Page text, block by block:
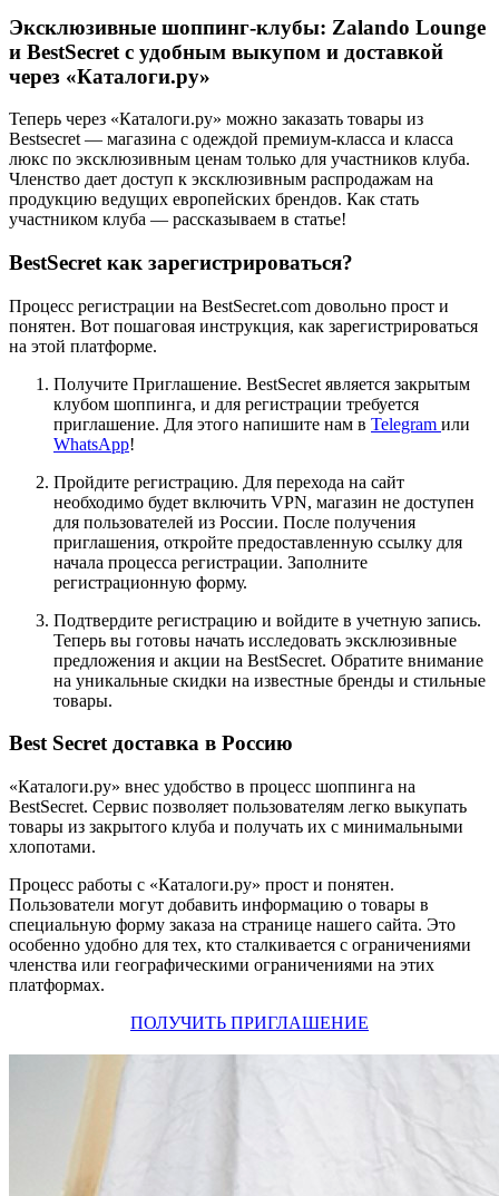
Эксклюзивные шоппинг-клубы: Zalando Lounge
и BestSecret с удобным выкупом и доставкой
через «Каталоги.ру»‎ ‎
Теперь через «‎Каталоги.ру» можно заказать товары из
Bestsecret — магазина с одеждой премиум-класса и класса
люкс по эксклюзивным ценам только для участников клуба.
Членство дает доступ к эксклюзивным распродажам на
продукцию ведущих европейских брендов. Как стать
участником клуба — рассказываем в статье!
BestSecret как зарегистрироваться?
Процесс регистрации на BestSecret.com довольно прост и
понятен. Вот пошаговая инструкция, как зарегистрироваться
на этой платформе.
Получите Приглашение. BestSecret является закрытым
клубом шоппинга, и для регистрации требуется
приглашение. Для этого напишите нам в Telegram или
WhatsApp!
Пройдите регистрацию. Для перехода на сайт
необходимо будет включить VPN, магазин не доступен
для пользователей из России. После получения
приглашения, откройте предоставленную ссылку для
начала процесса регистрации. Заполните
регистрационную форму.
Подтвердите регистрацию и войдите в учетную запись.
Теперь вы готовы начать исследовать эксклюзивные
предложения и акции на BestSecret. Обратите внимание
на уникальные скидки на известные бренды и стильные
товары.
Best Secret доставка в Россию
«Каталоги.ру»‎ внес удобство в процесс шоппинга на
BestSecret. Сервис позволяет пользователям легко выкупать
товары из закрытого клуба и получать их с минимальными
хлопотами.
Процесс работы с «Каталоги.ру»‎ прост и понятен.
Пользователи могут добавить информацию о товары в
специальную форму заказа на странице нашего сайта. Это
особенно удобно для тех, кто сталкивается с ограничениями
членства или географическими ограничениями на этих
платформах.
ПОЛУЧИТЬ ПРИГЛАШЕНИЕ